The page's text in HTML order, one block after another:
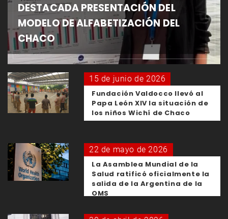
DESTACADA PRESENTACIÓN DEL
MODELO DE ALFABETIZACIÓN DEL
CHACO
15 de junio de 2026
Fundación Valdocco llevó al
Papa León XIV la situación de
los niños Wichí de Chaco
22 de mayo de 2026
La Asamblea Mundial de la
Salud ratificó oficialmente la
salida de la Argentina de la
OMS